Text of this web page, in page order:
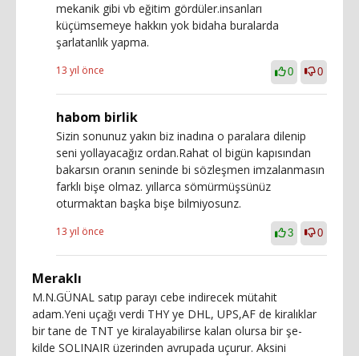
mekanik gibi vb eğitim gördüler.insanları
küçümsemeye hakkın yok bidaha buralarda
şarlatanlık yapma.
13 yıl önce 0 0
habom birlik
Sizin sonunuz yakın biz inadına o paralara dilenip
seni yollayacağız ordan.Rahat ol bigün kapısından
bakarsın oranın seninde bi sözleşmen imzalanmasın
farklı bişe olmaz. yıllarca sömürmüşsünüz
oturmaktan başka bişe bilmiyosunz.
13 yıl önce 3 0
Meraklı
M.N.GÜNAL satıp parayı cebe indirecek mütahit
adam.Yeni uçağı verdi THY ye DHL, UPS,AF de kiralıklar
bir tane de TNT ye kiralayabilirse kalan olursa bir şe-
kilde SOLINAIR üzerinden avrupada uçurur. Aksini